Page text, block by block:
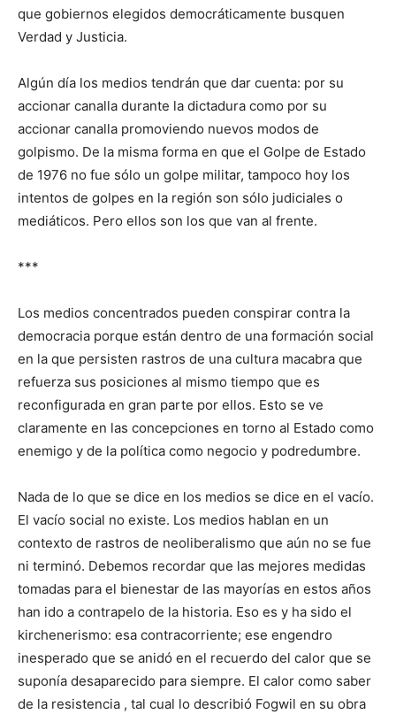
que gobiernos elegidos democráticamente busquen
Verdad y Justicia.
Algún día los medios tendrán que dar cuenta: por su
accionar canalla durante la dictadura como por su
accionar canalla promoviendo nuevos modos de
golpismo. De la misma forma en que el Golpe de Estado
de 1976 no fue sólo un golpe militar, tampoco hoy los
intentos de golpes en la región son sólo judiciales o
mediáticos. Pero ellos son los que van al frente.
***
Los medios concentrados pueden conspirar contra la
democracia porque están dentro de una formación social
en la que persisten rastros de una cultura macabra que
refuerza sus posiciones al mismo tiempo que es
reconfigurada en gran parte por ellos. Esto se ve
claramente en las concepciones en torno al Estado como
enemigo y de la política como negocio y podredumbre.
Nada de lo que se dice en los medios se dice en el vacío.
El vacío social no existe. Los medios hablan en un
contexto de rastros de neoliberalismo que aún no se fue
ni terminó. Debemos recordar que las mejores medidas
tomadas para el bienestar de las mayorías en estos años
han ido a contrapelo de la historia. Eso es y ha sido el
kirchenerismo: esa contracorriente; ese engendro
inesperado que se anidó en el recuerdo del calor que se
suponía desaparecido para siempre. El calor como saber
de la resistencia , tal cual lo describió Fogwil en su obra